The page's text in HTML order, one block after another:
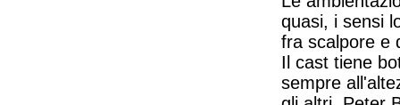
quasi, i sensi
fra scalpore e
Il cast tiene
sempre